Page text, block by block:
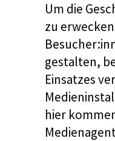
Um die
zu
gestalten,
Einsatzes
hier